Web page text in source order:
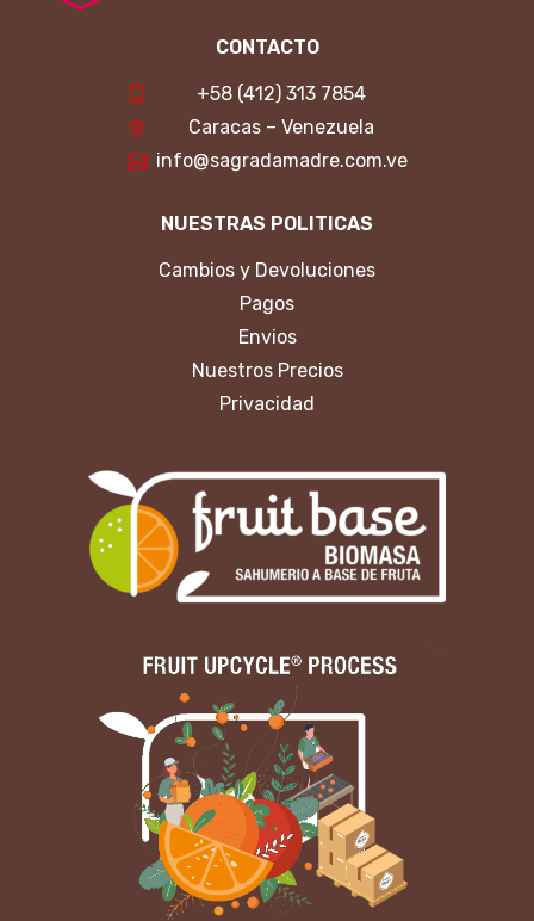
CONTACTO
+58 (412) 313 7854
Caracas – Venezuela
info@sagradamadre.com.ve
NUESTRAS POLITICAS
Cambios y Devoluciones
Pagos
Envios
Nuestros Precios
Privacidad